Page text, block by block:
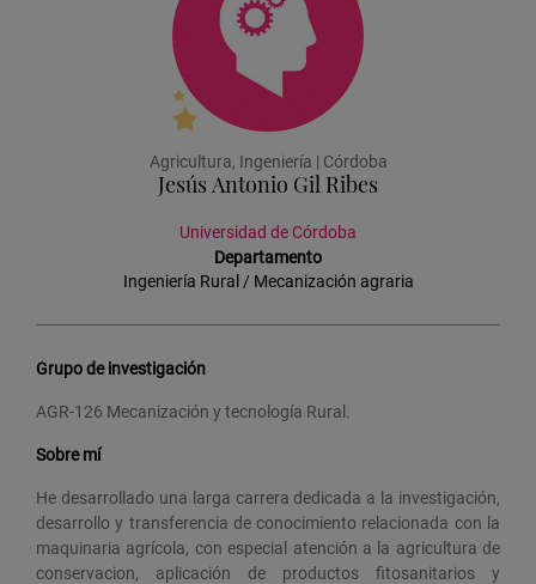
Agricultura, Ingeniería | Córdoba
Jesús Antonio Gil Ribes
Universidad de Córdoba
Departamento
Ingeniería Rural / Mecanización agraria
Grupo de investigación
AGR-126 Mecanización y tecnología Rural.
Sobre mí
He desarrollado una larga carrera dedicada a la investigación,
desarrollo y transferencia de conocimiento relacionada con la
maquinaria agrícola, con especial atención a la agricultura de
conservacion, aplicación de productos fitosanitarios y